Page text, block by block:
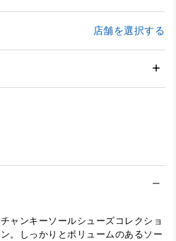
店舗を選択する
チャンキーソールシューズコレクショ
ン。しっかりとボリュームのあるソー